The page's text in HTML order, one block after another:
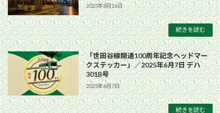
2025年8月16日
続きを読む
「世田谷線開通100周年記念ヘッドマー
クステッカー」／2025年6月7日 デハ
301B号
2025年6月7日
続きを読む